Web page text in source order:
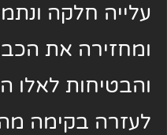
עלייה חלקה
ומחזירה את
והבטיחות לאלו
לעזרה בקימה